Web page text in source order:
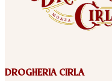
DROGHERIA CIRLA